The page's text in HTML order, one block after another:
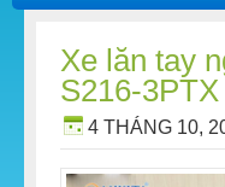
Xe lăn tay
S216-3PTX
4 THÁNG 10,